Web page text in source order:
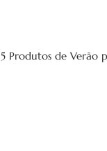
5 Produtos de Verão